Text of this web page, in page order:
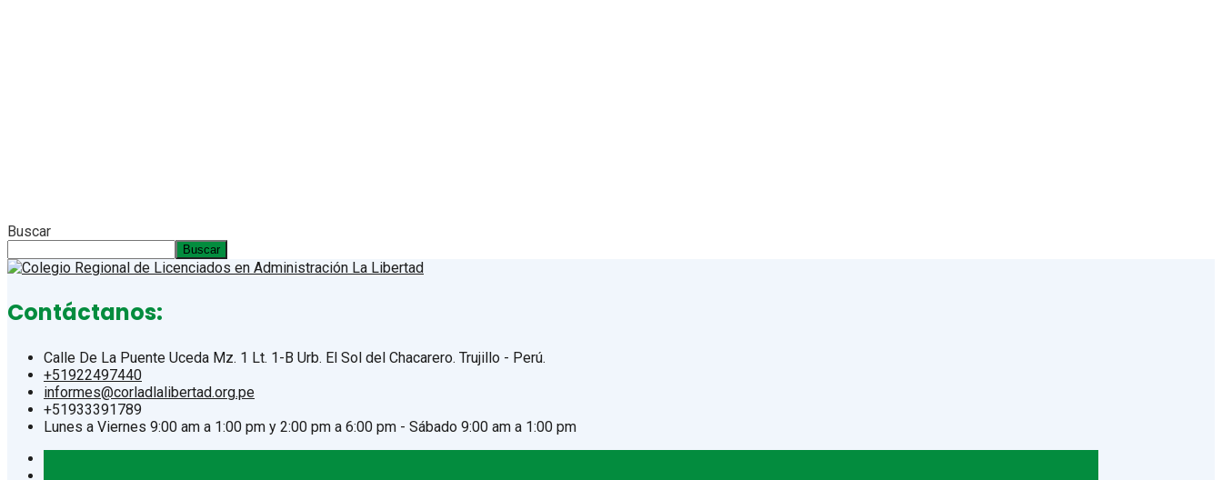
Buscar
Buscar
Contáctanos:
Calle De La Puente Uceda Mz. 1 Lt. 1-B Urb. El Sol del Chacarero. Trujillo - Perú.
+51922497440
informes@corladlalibertad.org.pe
+51933391789
Lunes a Viernes 9:00 am a 1:00 pm y 2:00 pm a 6:00 pm - Sábado 9:00 am a 1:00 pm